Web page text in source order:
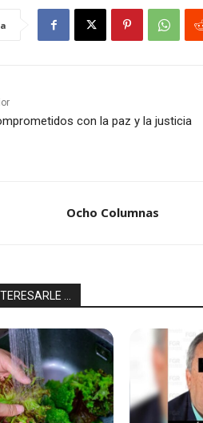
con la paz y la justicia
Ocho Columnas
...